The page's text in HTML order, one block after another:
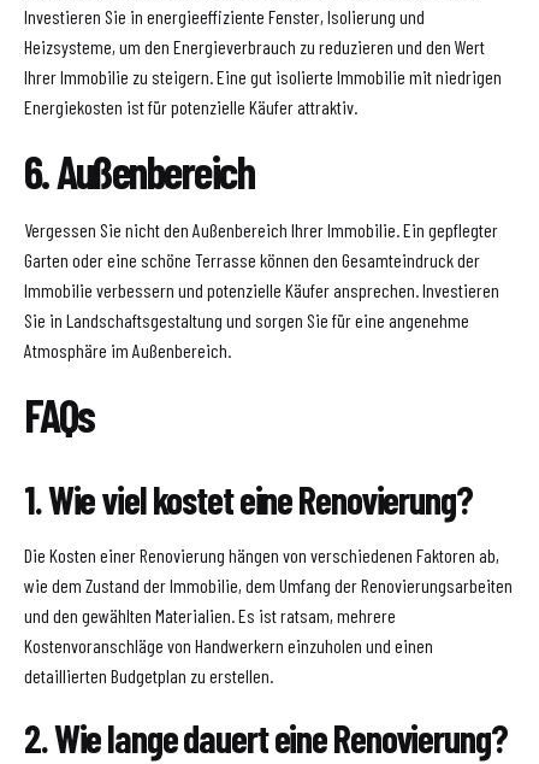
Investieren Sie in energieeffiziente Fenster, Isolierung und
Heizsysteme, um den Energieverbrauch zu reduzieren und den Wert
Ihrer Immobilie zu steigern. Eine gut isolierte Immobilie mit niedrigen
Energiekosten ist für potenzielle Käufer attraktiv.
6. Außenbereich
Vergessen Sie nicht den Außenbereich Ihrer Immobilie. Ein gepflegter
Garten oder eine schöne Terrasse können den Gesamteindruck der
Immobilie verbessern und potenzielle Käufer ansprechen. Investieren
Sie in Landschaftsgestaltung und sorgen Sie für eine angenehme
Atmosphäre im Außenbereich.
FAQs
1. Wie viel kostet eine Renovierung?
Die Kosten einer Renovierung hängen von verschiedenen Faktoren ab,
wie dem Zustand der Immobilie, dem Umfang der Renovierungsarbeiten
und den gewählten Materialien. Es ist ratsam, mehrere
Kostenvoranschläge von Handwerkern einzuholen und einen
detaillierten Budgetplan zu erstellen.
2. Wie lange dauert eine Renovierung?